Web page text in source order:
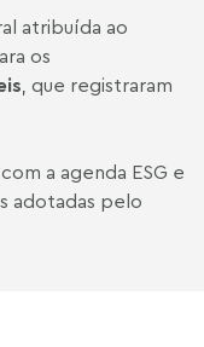
atribuída ao
os
, que registraram
a agenda ESG e
adotadas pelo